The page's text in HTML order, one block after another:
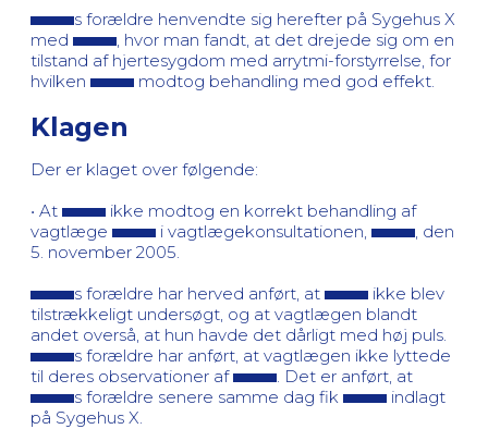
s forældre henvendte sig herefter på Sygehus X
med
, hvor man fandt, at det drejede sig om en
tilstand af hjertesygdom med arrytmi-forstyrrelse, for
hvilken
modtog behandling med god effekt.
Klagen
Der er klaget over følgende:
• At
ikke modtog en korrekt behandling af
vagtlæge
i vagtlægekonsultationen,
, den
5. november 2005.
s forældre har herved anført, at
ikke blev
tilstrækkeligt undersøgt, og at vagtlægen blandt
andet overså, at hun havde det dårligt med høj puls.
s forældre har anført, at vagtlægen ikke lyttede
til deres observationer af
. Det er anført, at
s forældre senere samme dag fik
indlagt
på Sygehus X.